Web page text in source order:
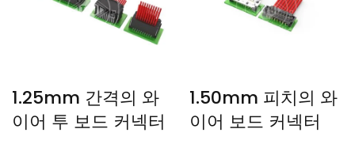
1.25mm 간격의 와
이어 투 보드 커넥터
1.50mm 피치의 와
이어 보드 커넥터